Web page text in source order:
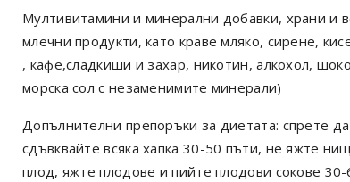
Мултивитамини и минерални добавки, храни и
млечни продукти, като краве мляко, сирене,
, кафе,сладкиши и захар, никотин, алкохол,
морска сол с незаменимите минерали)
Допълнителни препоръки за диетата: спрете
сдъвквайте всяка хапка 30-50 пъти, не яжте
плод, яжте плодове и пийте плодови сокове